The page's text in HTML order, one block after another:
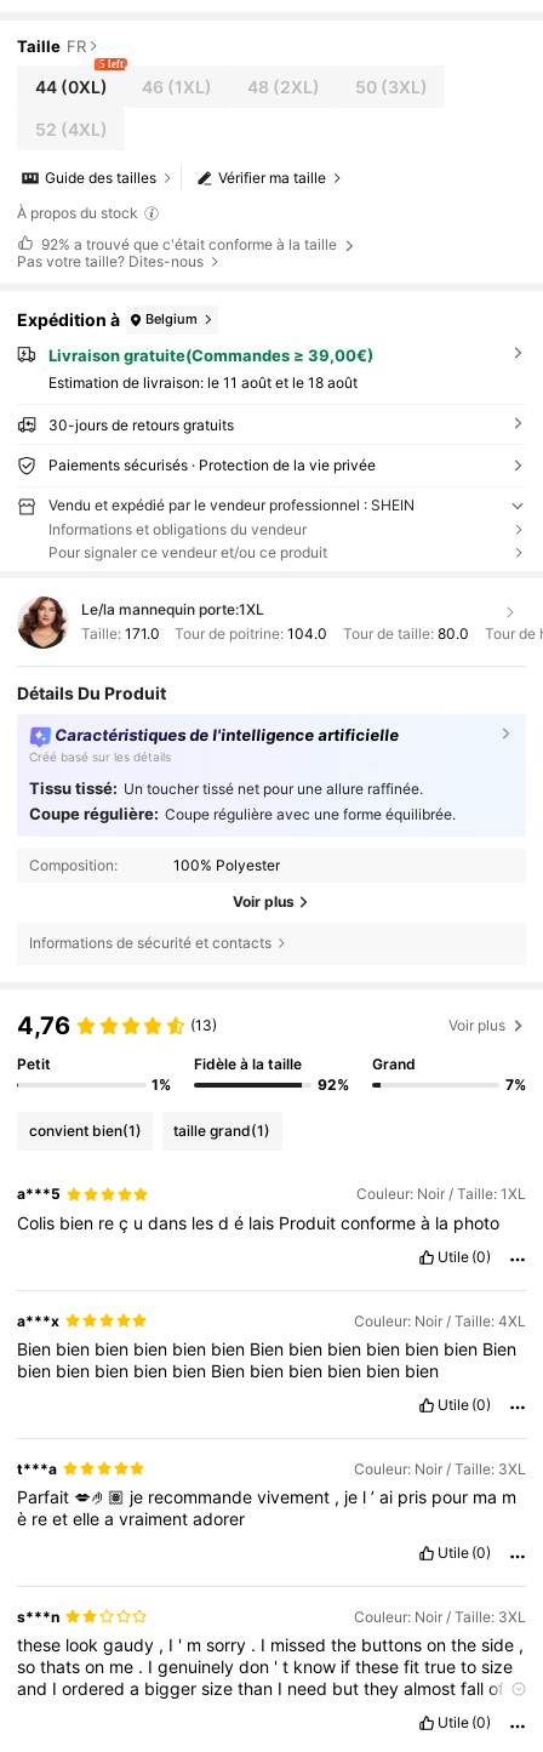
Taille FR
44(0XL)
5 left
46 (1XL) 48 (2XL) 50(3XL)
52 (4XL)
Vérifier ma taille
Guide des tailles
À propos du stock
92% a trouvé que c'était conforme à la taille
Pas votre taille? Dites-nous
Expédition à Belgium
Livraison gratuite(Commandes ≥ 39,00€)
Estimation de livraison: le 11 août et le 18 août
30-jours de retours gratuits
Paiements sécurisés · Protection de la vie privée
Vendu et expédié par le vendeur professionnel : SHEIN
Informations et obligations du vendeur
Pour signaler ce vendeur et/ou ce produit
Le/la mannequin porte:1XL
Taille: 171.0 Tour de poitrine:104.0 Tour de taille: 80.0 Tour de
Détails Du Produit
Caractéristiques de l'intelligence artificielle
Créé basé sur les détails
Tissu tissé: Un toucher tissé net pour une allure raffinée.
Coupe régulière: Coupe régulière avec une forme équilibrée.
Composition: 100% Polyester
Voir plus
Informations de sécurité et contacts
4,76 (13) Voir plus
Petit
1%
Fidèle à la taille
92%
Grand
7%
convient bien(1) taille grand(1)
a***5 Couleur: Noir / Taille: 1XL
Colis bien reç udans lesdé lais Produitconformeà la photo
Utile (0)
a***x Couleur: Noir / Taille: 4XL
Bien bien bien bien bien bien Bien bien bien bien bien bien Bien
bien bien bien bien bien Bien bien bien bien bien bien
Utile (0)
t***a Couleur: Noir / Taille: 3XL
Parfait 💋🤌🏽 je recommandevivement , je l’ai pris pour ma m
è reetelleavraimentadorer
Utile (0)
s***n Couleur: Noir / Taille: 3XL
these lookgaudy , I ' msorry . I missedthe buttonsontheside ,
sothatson me . Igenuinelydon 't know ifthesefittruetosize
and Iordereda biggersizethan I need buttheyalmostfalloff
Utile (0)